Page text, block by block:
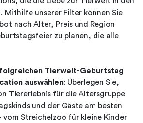
Mithilfe unserer Filter können Sie
nach Alter, Preis und Region
zu planen, die alle
Tierwelt-Geburtstag
auswählen: Überlegen Sie,
Tiererlebnis für die Altersgruppe
und der Gäste am besten
vom Streichelzoo für kleine Kinder